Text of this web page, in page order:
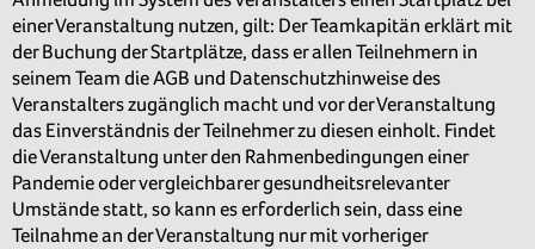
einer Veranstaltung nutzen, gilt: Der Teamkapitän erklärt mit
der Buchung der Startplätze, dass er allen Teilnehmern in
seinem Team die AGB und Datenschutzhinweise des
Veranstalters zugänglich macht und vor der Veranstaltung
das Einverständnis der Teilnehmer zu diesen einholt. Findet
die Veranstaltung unter den Rahmenbedingungen einer
Pandemie oder vergleichbarer gesundheitsrelevanter
Umstände statt, so kann es erforderlich sein, dass eine
Teilnahme an der Veranstaltung nur mit vorheriger